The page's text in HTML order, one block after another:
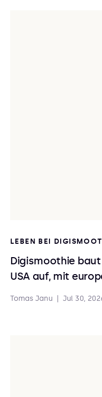
LEBEN BEI
Digismoothie baut
USA auf, mit
Tomas Janu Jul 30,